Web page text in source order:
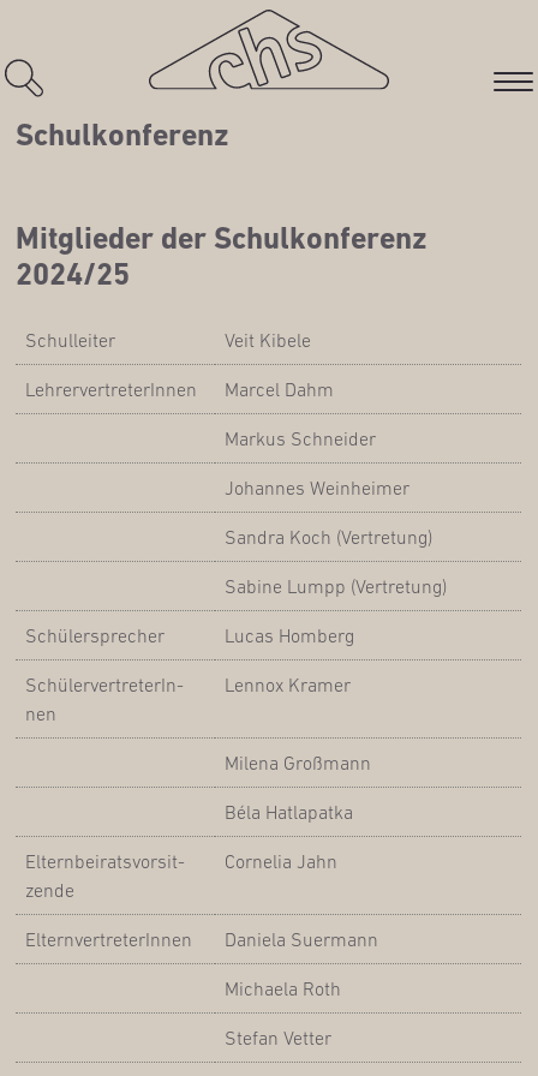
Schul­kon­fe­renz
Mit­glie­der der Schul­kon­fe­renz
2024/25
Schul­lei­ter Veit Kibe­le
Leh­rer­ver­tre­te­rIn­nen Mar­cel Dahm
Mar­kus Schneider
Johan­nes Weinheimer
San­dra Koch (Ver­tre­tung)
Sabi­ne Lumpp (Ver­tre­tung)
Schü­ler­spre­cher Lucas Hom­berg
Schü­ler­ver­tre­te­rIn­
nen
Lenn­ox Kramer
Mile­na Großmann
Béla Hat­la­pat­ka
Eltern­bei­rats­vor­sit­
zen­de
Cor­ne­lia Jahn
Eltern­ver­tre­te­rIn­nen Danie­la Suermann
Michae­la Roth
Ste­fan Vetter